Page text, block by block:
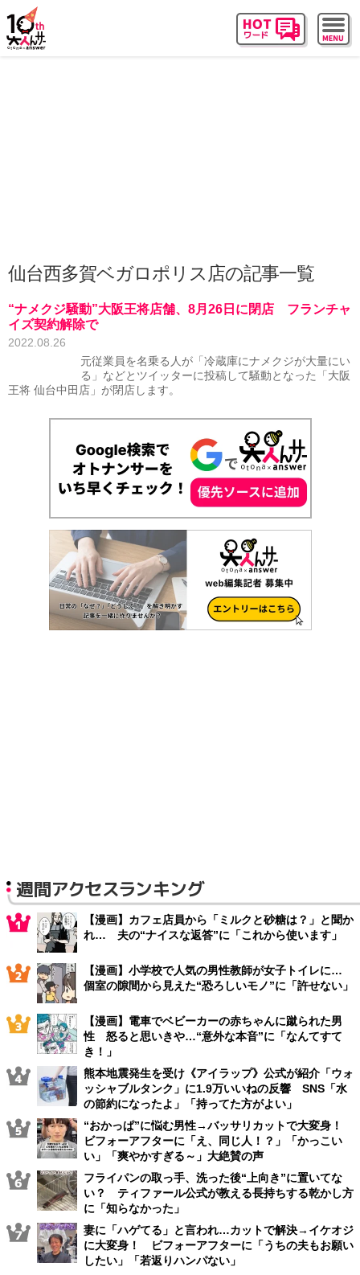
仙台西多賀ベガロポリス店の記事一覧
“ナメクジ騒動”大阪王将店舗、8月26日に閉店 フランチャ
イズ契約解除で
2022.08.26
元従業員を名乗る人が「冷蔵庫にナメクジが大量にい
る」などとツイッターに投稿して騒動となった「大阪
王将 仙台中田店」が閉店します。
週間アクセスランキング
【漫画】カフェ店員から「ミルクと砂糖は？」と聞か
れ… 夫の“ナイスな返答”に「これから使います」
【漫画】小学校で人気の男性教師が女子トイレに…
個室の隙間から見えた“恐ろしいモノ”に「許せない」
【漫画】電車でベビーカーの赤ちゃんに蹴られた男
性 怒ると思いきや…“意外な本音”に「なんてすて
き！」
熊本地震発生を受け《アイラップ》公式が紹介「ウォ
ッシャブルタンク」に1.9万いいねの反響 SNS「水
の節約になったよ」「持ってた方がよい」
“おかっぱ”に悩む男性→バッサリカットで大変身！
ビフォーアフターに「え、同じ人！？」「かっこい
い」「爽やかすぎる～」大絶賛の声
フライパンの取っ手、洗った後“上向き”に置いてな
い？ ティファール公式が教える長持ちする乾かし方
に「知らなかった」
妻に「ハゲてる」と言われ…カットで解決→イケオジ
に大変身！ ビフォーアフターに「うちの夫もお願い
したい」「若返りハンパない」